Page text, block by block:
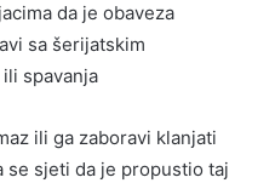
da je obaveza
sa šerijatskim
spavanja
ili ga zaboravi klanjati
se sjeti da je propustio taj